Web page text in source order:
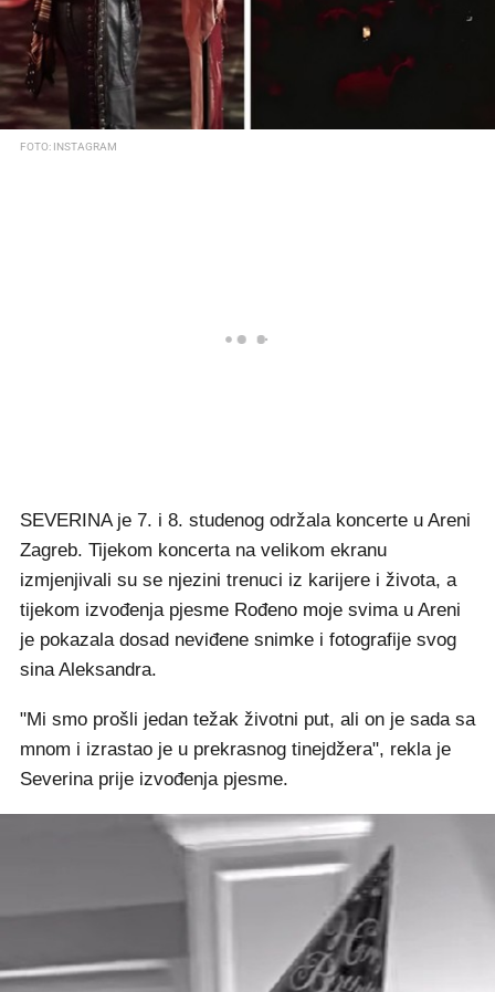
FOTO: INSTAGRAM
SEVERINA je 7. i 8. studenog održala koncerte u Areni
Zagreb. Tijekom koncerta na velikom ekranu
izmjenjivali su se njezini trenuci iz karijere i života, a
tijekom izvođenja pjesme Rođeno moje svima u Areni
je pokazala dosad neviđene snimke i fotografije svog
sina Aleksandra.
"Mi smo prošli jedan težak životni put, ali on je sada sa
mnom i izrastao je u prekrasnog tinejdžera", rekla je
Severina prije izvođenja pjesme.